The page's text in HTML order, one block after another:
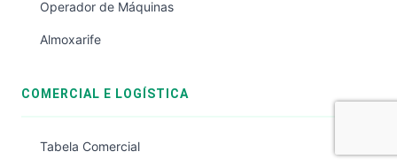
Operador de Máquinas
Almoxarife
COMERCIAL E LOGÍSTICA
Tabela Comercial